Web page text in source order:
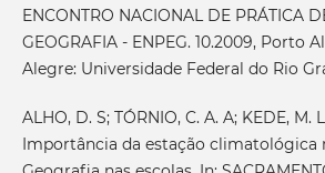
ENCONTRO NACIONAL DE PRÁTICA
GEOGRAFIA - ENPEG. 10.2009, Porto
Alegre: Universidade Federal do Rio
ALHO, D. S; TÓRNIO, C. A. A; KEDE, M.
Importância da estação climatológica